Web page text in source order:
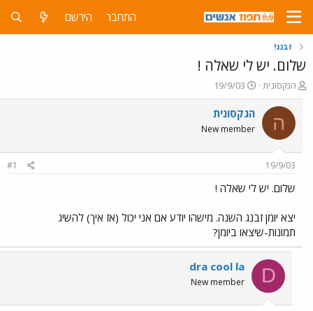
התחבר הירשם
זבנג!
שלום. יש לי שאלה !
פ
ו
ת
ח
ה
ש
א
הגקסונית
פ
ו
ר
ס
ם
ר
19/9/03
ה הגקסונית
New member
19/9/03
#1
שלום. יש לי שאלה !
יצא יומן זבנג השנה. מישהו יודע אם אני יכול (אז איך) להשיג
תמונות-שיצאו ביומן?
D
dra cool la
New member